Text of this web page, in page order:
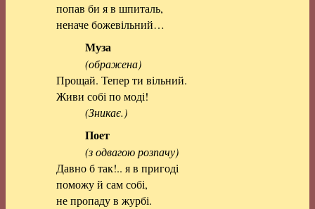
попав би я в шпиталь,
неначе божевільний…
Муза
(ображена)
Прощай. Тепер ти вільний.
Живи собі по моді!
(Зникає.)
Поет
(з одвагою розпачу)
Давно б так!.. я в пригоді
поможу й сам собі,
не пропаду в журбі.